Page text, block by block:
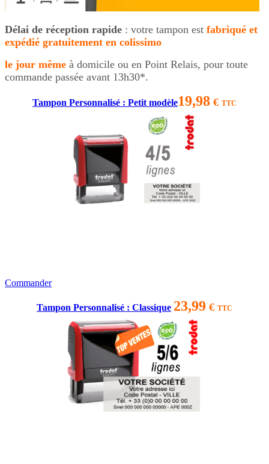
Délai de réception rapide : votre tampon est fabriqué et
expédié gratuitement en colissimo
le jour même à domicile ou en Point Relais, pour toute
commande passée avant 13h30*.
Tampon Personnalisé : Petit modèle19,98 € TTC
Commander
Tampon Personnalisé : Classique 23,99 € TTC